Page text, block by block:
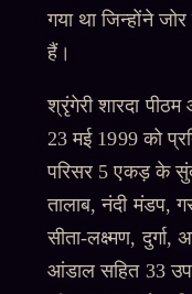
गया था जिन्होंने
हैं।
श्रृंगेरी शारदा पीठम
23 मई 1999 को
परिसर 5 एकड़ के
तालाब, नंदी मंडप,
सीता-लक्ष्मण, दुर्गा,
आंडाल सहित 33